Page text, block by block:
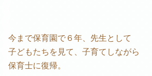
今まで保育園で６年、先生として
子どもたちを見て、子育てしながら
保育士に復帰。